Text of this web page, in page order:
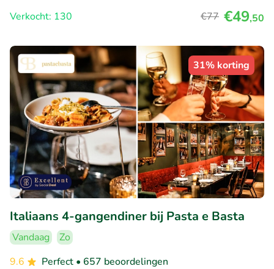
Verkocht: 130
€77 €49,50
31% korting
Italiaans 4-gangendiner bij Pasta e Basta
Vandaag
Zo
9.6
Perfect • 657 beoordelingen